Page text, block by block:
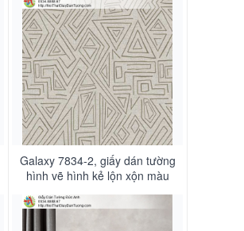
Galaxy 7834-2, giấy dán tường
hình vẽ hình kẻ lộn xộn màu